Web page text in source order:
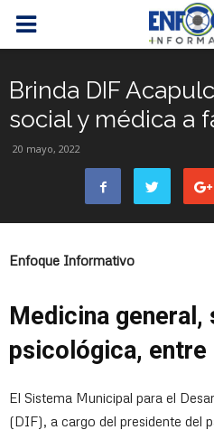
Brinda DIF
social y médica a
20 mayo, 2022
Enfoque Informativo
Medicina general,
psicológica,
El Sistema Municipal para el
(DIF), a cargo del presidente del